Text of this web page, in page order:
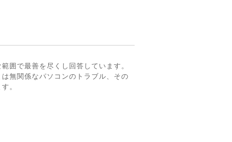
囲で最善を尽くし回答しています。
無関係なパソコンのトラブル、その
。